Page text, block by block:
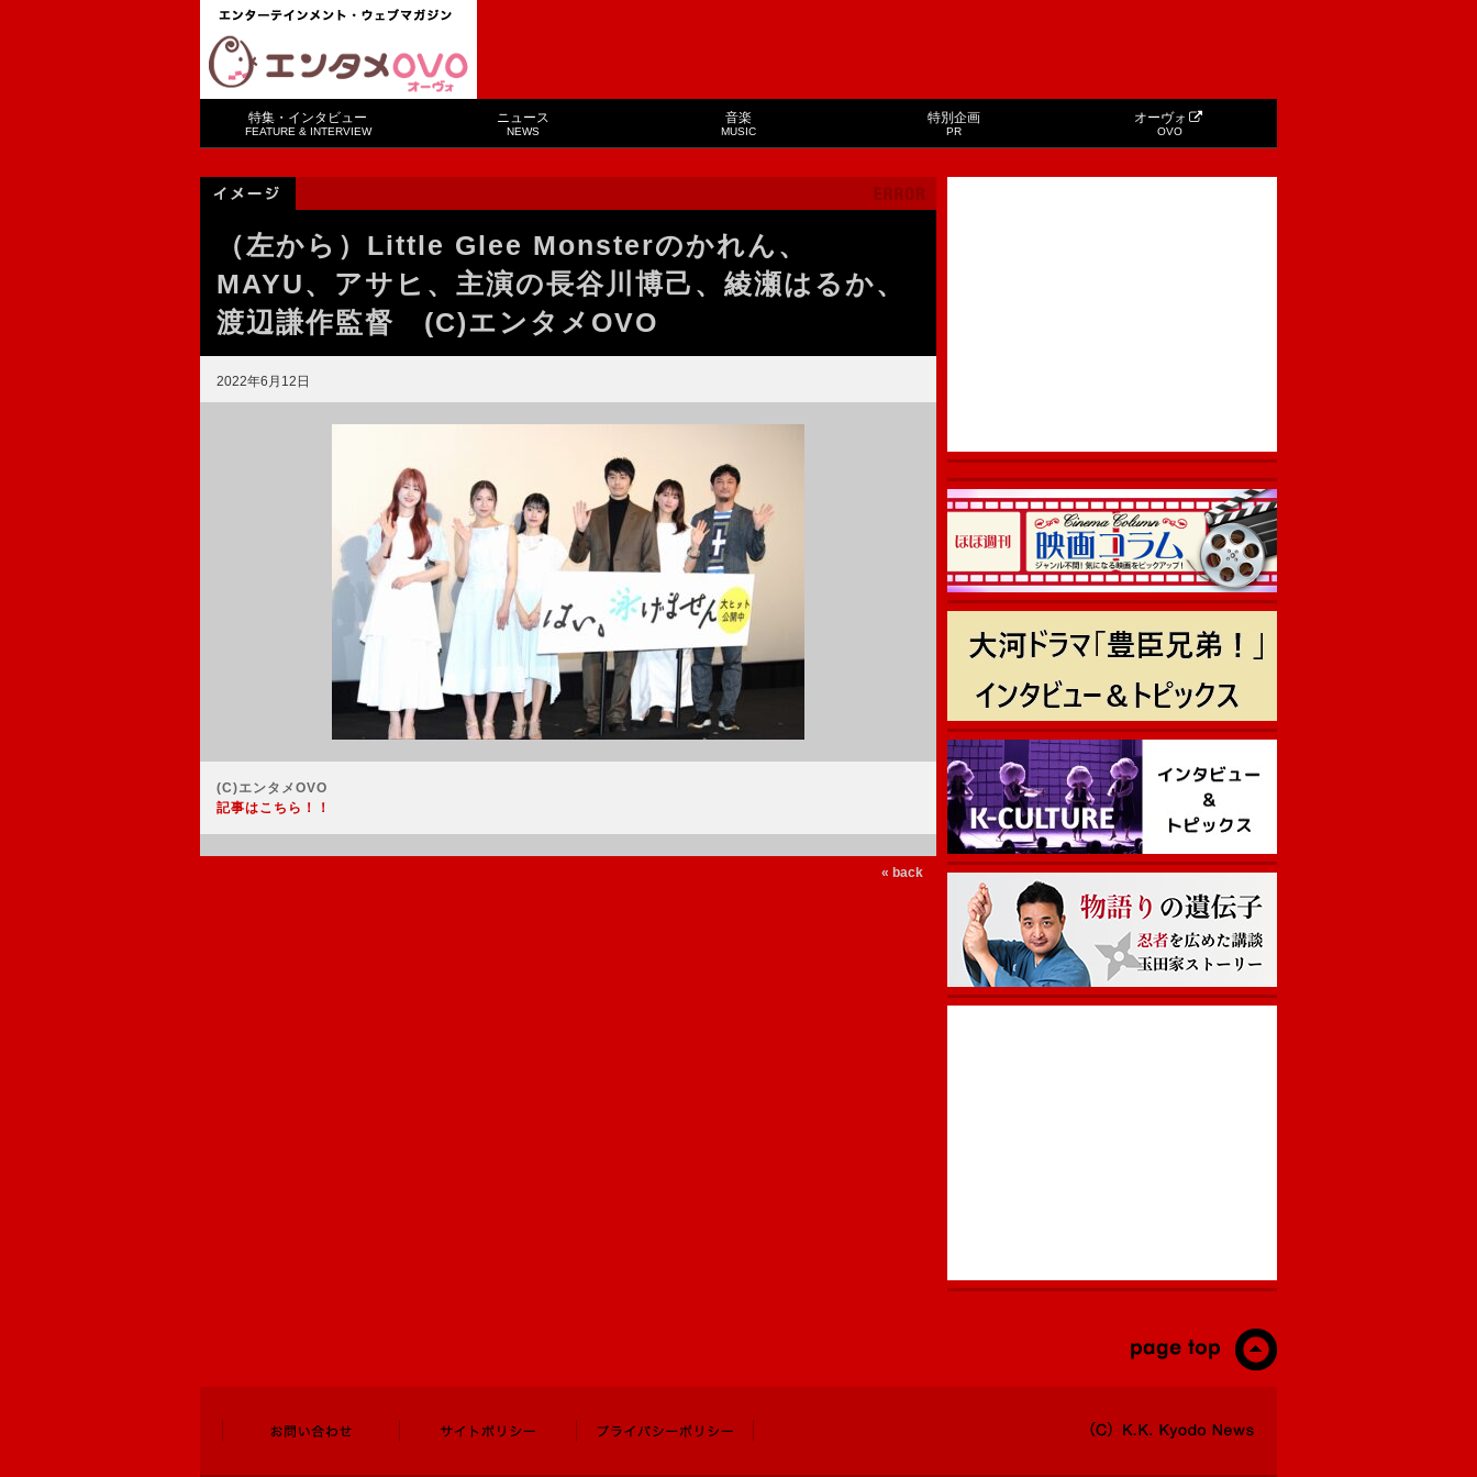
特集・インタビュー
FEATURE & INTERVIEW
ニュース
NEWS
音楽
MUSIC
特別企画
PR
オーヴォ
OVO
（左から）Little Glee Monsterのかれん、
MAYU、アサヒ、主演の長谷川博己、綾瀬はるか、
渡辺謙作監督 (C)エンタメOVO
2022年6月12日
(C)エンタメOVO
記事はこちら！！
« back